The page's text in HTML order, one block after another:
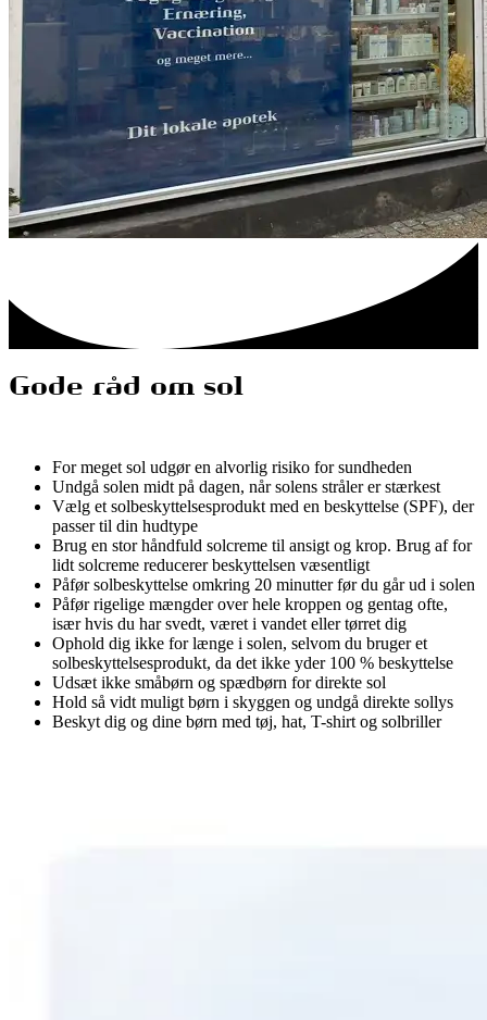
Gode råd om sol
For meget sol udgør en alvorlig risiko for sundheden
Undgå solen midt på dagen, når solens stråler er stærkest
Vælg et solbeskyttelsesprodukt med en beskyttelse (SPF), der
passer til din hudtype
Brug en stor håndfuld solcreme til ansigt og krop. Brug af for
lidt solcreme reducerer beskyttelsen væsentligt
Påfør solbeskyttelse omkring 20 minutter før du går ud i solen
Påfør rigelige mængder over hele kroppen og gentag ofte,
især hvis du har svedt, været i vandet eller tørret dig
Ophold dig ikke for længe i solen, selvom du bruger et
solbeskyttelsesprodukt, da det ikke yder 100 % beskyttelse
Udsæt ikke småbørn og spædbørn for direkte sol
Hold så vidt muligt børn i skyggen og undgå direkte sollys
Beskyt dig og dine børn med tøj, hat, T-shirt og solbriller